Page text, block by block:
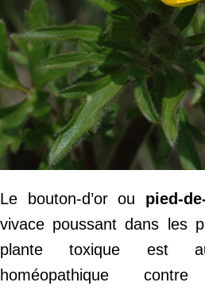
Le bouton-d’or ou pied-
vivace poussant dans les
plante toxique est
homéopathique